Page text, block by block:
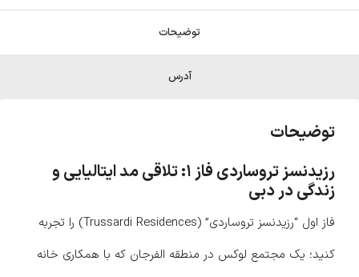
توضیحات
آدرس
توضیحات
رزیدنسز تروساردی فاز ۱: تلاقی مد ایتالیایی و
زندگی در دبی
فاز اول “رزیدنسز تروساردی” (Trussardi Residences) را تجربه
کنید؛ یک مجتمع لوکس در منطقه الفرجان که با همکاری خانه